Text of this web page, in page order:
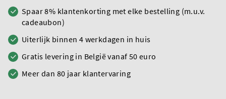
Spaar 8% klantenkorting met elke bestelling (m.u.v.
cadeaubon)
Uiterlijk binnen 4 werkdagen in huis
Gratis levering in België vanaf 50 euro
Meer dan 80 jaar klantervaring